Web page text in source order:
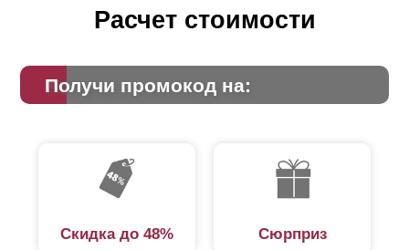
Расчет стоимости
Получи промокод на:
Скидка до 48% Сюрприз